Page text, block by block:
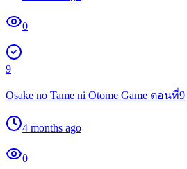
0
9
Osake no Tame ni Otome Game ตอนที่9
4 months ago
0